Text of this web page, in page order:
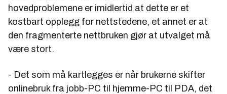
hovedproblemene er imidlertid at dette er et
kostbart opplegg for nettstedene, et annet er at
den fragmenterte nettbruken gjør at utvalget må
være stort.
- Det som må kartlegges er når brukerne skifter
onlinebruk fra jobb-PC til hjemme-PC til PDA, det